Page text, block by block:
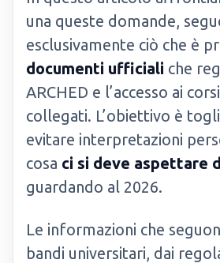
una queste domande,
esclusivamente ciò che è
documenti ufficiali che
ARCHED e l’accesso ai
collegati. L’obiettivo è
evitare interpretazioni
cosa ci si deve aspettare
guardando al 2026.
Le informazioni che
bandi universitari, dai